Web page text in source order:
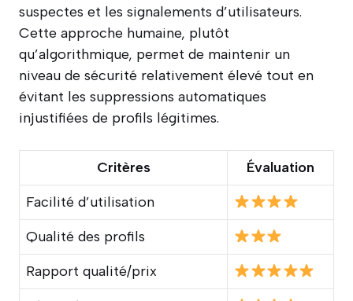
suspectes et les signalements d’utilisateurs.
Cette approche humaine, plutôt
qu’algorithmique, permet de maintenir un
niveau de sécurité relativement élevé tout en
évitant les suppressions automatiques
injustifiées de profils légitimes.
Critères
Évaluation
Facilité d’utilisation
Qualité des profils
Rapport qualité/prix